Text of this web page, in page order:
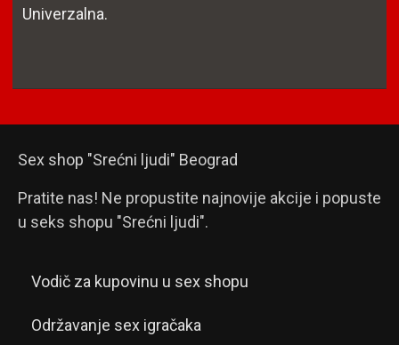
Univerzalna.
Sex shop "Srećni ljudi" Beograd
Pratite nas! Ne propustite najnovije akcije i popuste
u seks shopu "Srećni ljudi".
Vodič za kupovinu u sex shopu
Održavanje sex igračaka